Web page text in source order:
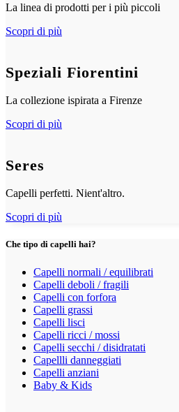
La linea di prodotti per i più piccoli
Scopri di più
Speziali Fiorentini
La collezione ispirata a Firenze
Scopri di più
Seres
Capelli perfetti. Nient'altro.
Scopri di più
Che tipo di capelli hai?
Capelli normali / equilibrati
Capelli deboli / fragili
Capelli con forfora
Capelli grassi
Capelli lisci
Capelli ricci / mossi
Capelli secchi / disidratati
Capellli danneggiati
Capelli anziani
Baby & Kids